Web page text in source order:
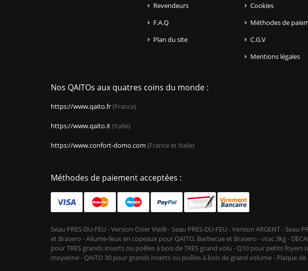
Revendeurs
F.A.Q
Plan du site
Cookies
Méthodes de
C.G.V
Mentions légales
Nos QAITOs aux quatres coins du monde :
https://www.qaito.fr(France)
https://www.qaito.it(Italie)
https://www.confort-domo.com (France et Italie)
Méthodes de paiement acceptées :
Seau PRES-DU-FEU - Version Osier Vieilli - Seau PRES-DU-FEU - Version ARGENT -
et Brasero - Allume-feux en copeaux pour QAÏTO, Barbecue et Brasero - vrac 3kg -
pour TRES grands inserts ou poêles à bois de TRES grand volu - Q10 pour petits
moyenne - QAïTO 30 pour grands inserts ou poêles à bois de grand volume - Plaque de